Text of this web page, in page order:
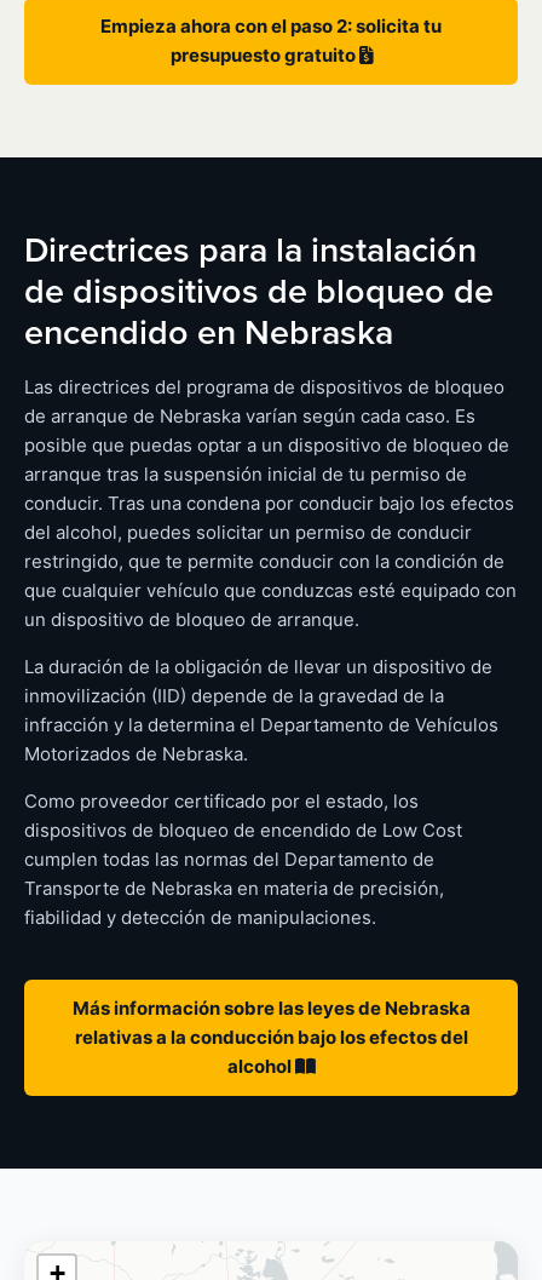
Empieza ahora con el paso 2: solicita tu
presupuesto gratuito
Directrices para la instalación
de dispositivos de bloqueo de
encendido en Nebraska
Las directrices del programa de dispositivos de bloqueo
de arranque de Nebraska varían según cada caso. Es
posible que puedas optar a un dispositivo de bloqueo de
arranque tras la suspensión inicial de tu permiso de
conducir. Tras una condena por conducir bajo los efectos
del alcohol, puedes solicitar un permiso de conducir
restringido, que te permite conducir con la condición de
que cualquier vehículo que conduzcas esté equipado con
un dispositivo de bloqueo de arranque.
La duración de la obligación de llevar un dispositivo de
inmovilización (IID) depende de la gravedad de la
infracción y la determina el Departamento de Vehículos
Motorizados de Nebraska.
Como proveedor certificado por el estado, los
dispositivos de bloqueo de encendido de Low Cost
cumplen todas las normas del Departamento de
Transporte de Nebraska en materia de precisión,
fiabilidad y detección de manipulaciones.
Más información sobre las leyes de Nebraska
relativas a la conducción bajo los efectos del
alcohol
+